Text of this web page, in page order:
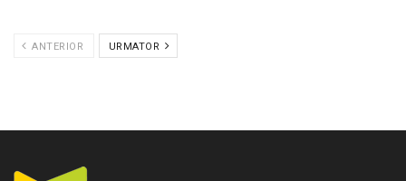
ANTERIOR URMATOR